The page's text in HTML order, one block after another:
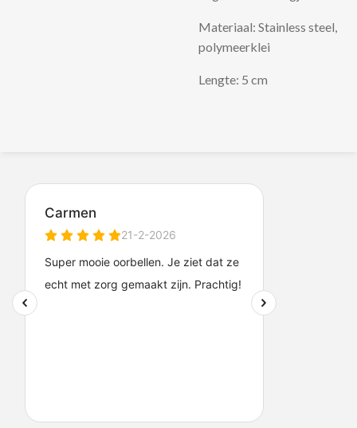
Materiaal: Stainless steel,
polymeerklei
Lengte: 5 cm